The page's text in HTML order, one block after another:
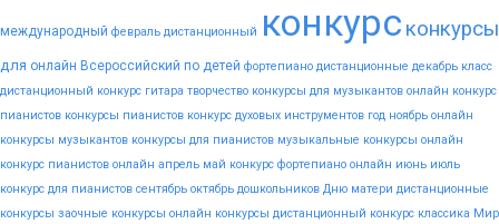
международный февраль дистанционный конкурс конкурсы
для онлайн Всероссийский по детей фортепиано дистанционные декабрь класс
дистанционный конкурс гитара творчество конкурсы для музыкантов онлайн конкурс
пианистов конкурсы пианистов конкурс духовых инструментов год ноябрь онлайн
конкурсы музыкантов конкурсы для пианистов музыкальные конкурсы онлайн
конкурс пианистов онлайн апрель май конкурс фортепиано онлайн июнь июль
конкурс для пианистов сентябрь октябрь дошкольников Дню матери дистанционные
конкурсы заочные конкурсы онлайн конкурсы дистанционный конкурс классика Мир